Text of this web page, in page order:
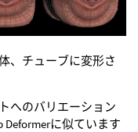
、チューブに変形さ
へのバリエーション
に似ています